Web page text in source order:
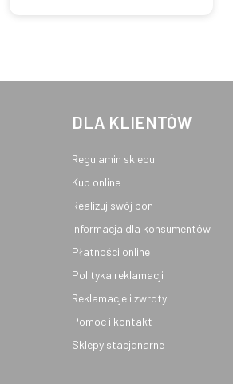
DLA KLIENTÓW
Regulamin sklepu
Kup online
Realizuj swój bon
Informacja dla konsumentów
Płatności online
Polityka reklamacji
Reklamacje i zwroty
Pomoc i kontakt
Sklepy stacjonarne